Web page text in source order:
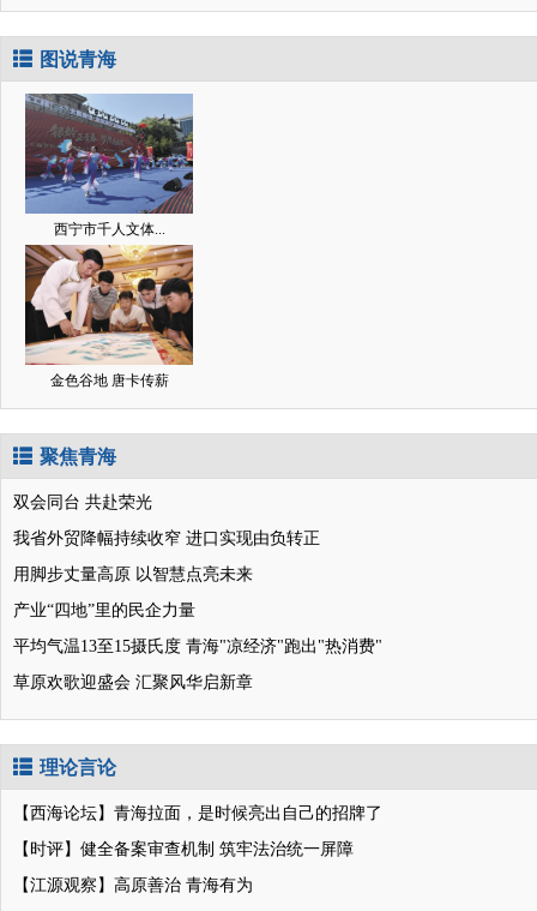
图说青海
西宁市千人文体...
金色谷地 唐卡传薪
聚焦青海
双会同台 共赴荣光
我省外贸降幅持续收窄 进口实现由负转正
用脚步丈量高原 以智慧点亮未来
产业“四地”里的民企力量
平均气温13至15摄氏度 青海"凉经济"跑出"热消费"
草原欢歌迎盛会 汇聚风华启新章
理论言论
【西海论坛】青海拉面，是时候亮出自己的招牌了
【时评】健全备案审查机制 筑牢法治统一屏障
【江源观察】高原善治 青海有为